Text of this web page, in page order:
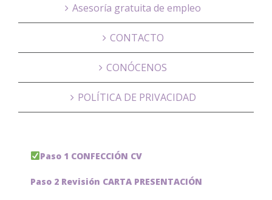
Asesoría gratuita de empleo
CONTACTO
CONÓCENOS
POLÍTICA DE PRIVACIDAD
Paso 1 CONFECCIÓN CV
Paso 2 Revisión CARTA PRESENTACIÓN